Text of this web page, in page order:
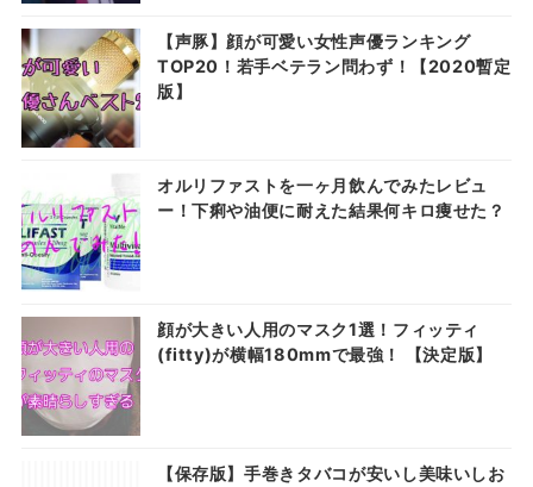
【声豚】顔が可愛い女性声優ランキング
TOP20！若手ベテラン問わず！【2020暫定
版】
オルリファストを一ヶ月飲んでみたレビュ
ー！下痢や油便に耐えた結果何キロ痩せた？
顔が大きい人用のマスク1選！フィッティ
(fitty)が横幅180mmで最強！ 【決定版】
【保存版】手巻きタバコが安いし美味いしお